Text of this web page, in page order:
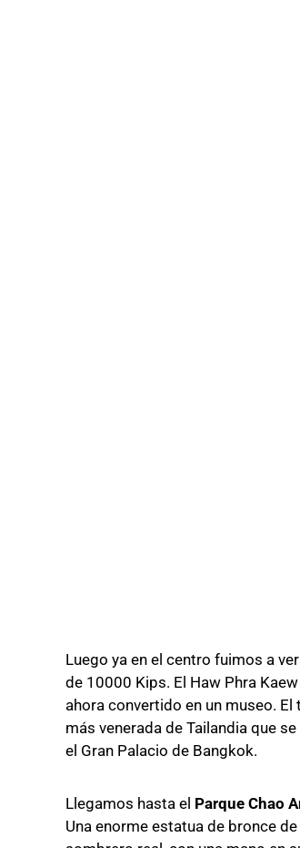
Luego ya en el centro fuimos a ver
de 10000 Kips. El Haw Phra
ahora convertido en un museo. El
más venerada de Tailandia que
el Gran Palacio de Bangkok.
Llegamos hasta el Parque Chao
Una enorme estatua de bronce